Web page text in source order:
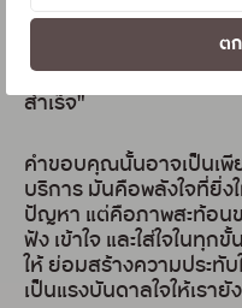
ต
สิ่งที่ทำให้เรื่องนี้พิเศษ
อีเมลเข้ามาด้วยความรู้
เจ้าหน้าที่ฝ่ายบริการ ที่
สำเร็จ"
คำขอบคุณนั้นอาจเป็นเพี
บริการ มันคือพลังใจที่ยิ่ง
ปัญหา แต่คือภาพสะท้อน
ฟัง เข้าใจ และใส่ใจในทุ
ให้ ย่อมสร้างความประทั
เป็นแรงบันดาลใจให้เรายั